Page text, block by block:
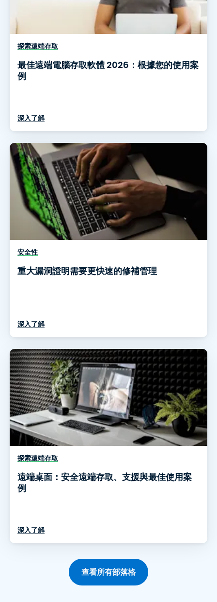
探索遠端存取
最佳遠端電腦存取軟體 2026：根據您的使用案
例
深入了解
安全性
重大漏洞證明需要更快速的修補管理
深入了解
探索遠端存取
遠端桌面：安全遠端存取、支援與最佳使用案
例
深入了解
查看所有部落格